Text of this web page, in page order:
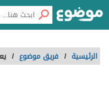
الرئيسية / فريق موضوع /